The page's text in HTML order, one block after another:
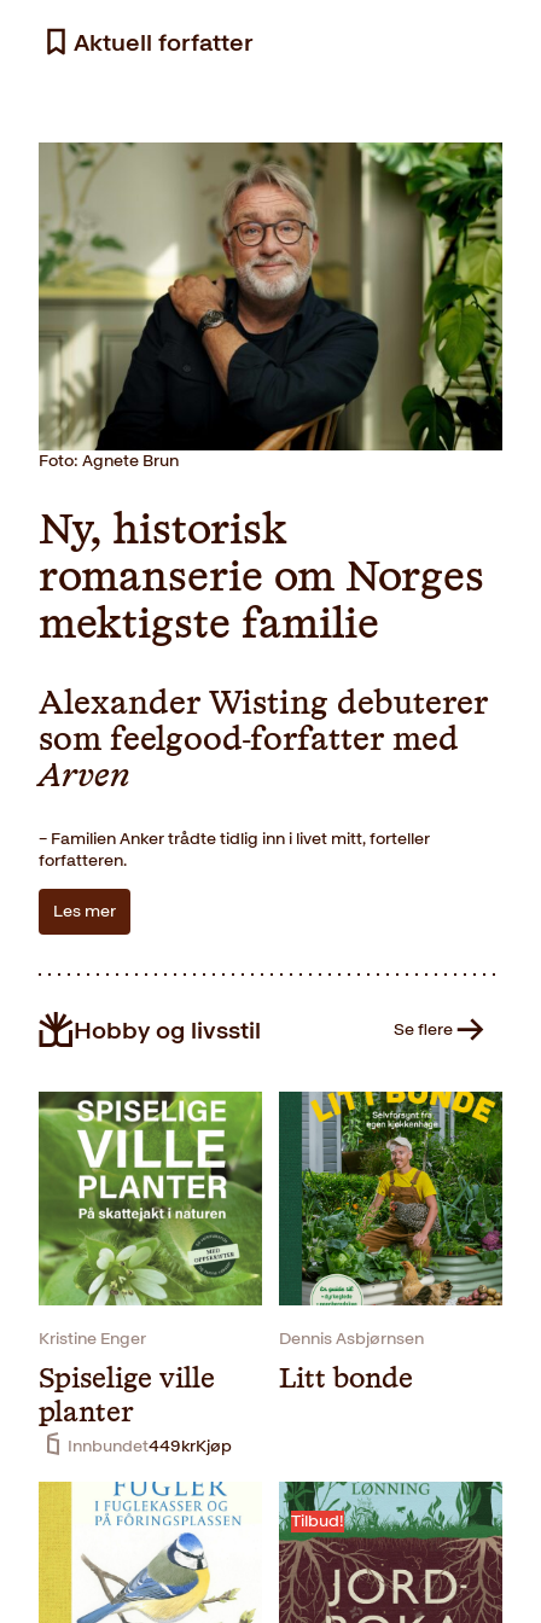
Innbundet 449 Kjøp
Aktuell forfatter
Foto: Agnete Brun
Ny, historisk
romanserie om Norges
mektigste familie
Alexander Wisting debuterer
som feelgood-forfatter med
Arven
– Familien Anker trådte tidlig inn i livet mitt, forteller
forfatteren.
Les mer
Hobby og livsstil Se flere
Kristine Enger
Spiselige ville
planter
Innbundet449krKjøp
Dennis Asbjørnsen
Litt bonde
Tilbud!